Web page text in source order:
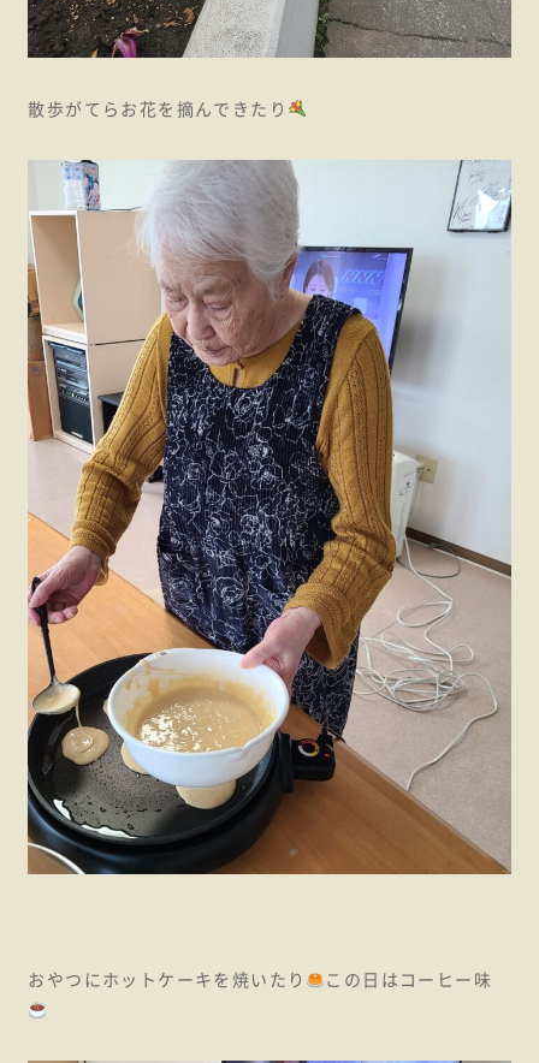
散歩がてらお花を摘んできたり
おやつにホットケーキを焼いたり この日はコーヒー味